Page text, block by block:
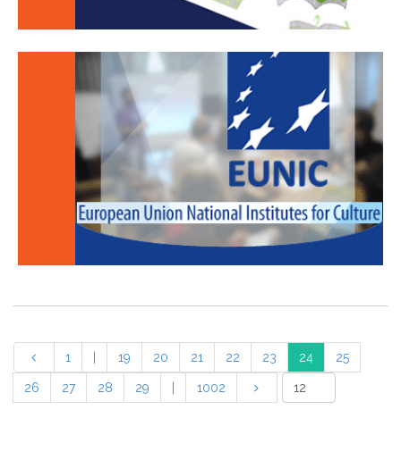
1 19 20 21 22 23 24 25
26 27 28 29 1002